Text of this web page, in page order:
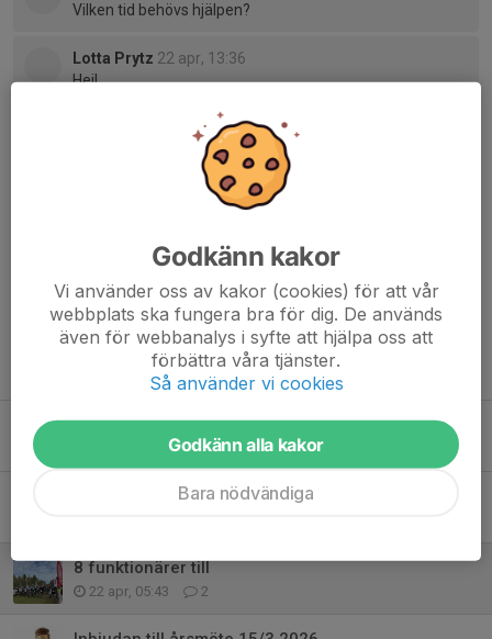
Vilken tid behövs hjälpen?
Lotta Prytz 22 apr, 13:36
Hej!
det senaste 12.45-16.45 - maila gärna mig
lottawp@gmail.com
Listan finns i fliken Flaggvakter i den här listan:
https://docs.google.com/spreadsheets/d/1sT4SJ_AVT
0iayJ4Lw1kc1LtZUZ3MOofcRjxQ8HyQuNQ/edit?
Tidigare nyheter
Sugen på att testa landsväg?
28 jun, 22:06 0
Vilket arrangemang, tack!
8 funktionärer till
22 apr, 05:43 2
Godkänn kakor
Vi använder oss av kakor (cookies) för att vår
webbplats ska fungera bra för dig. De används
även för webbanalys i syfte att hjälpa oss att
förbättra våra tjänster.
Så använder vi cookies
Godkänn alla kakor
Bara nödvändiga